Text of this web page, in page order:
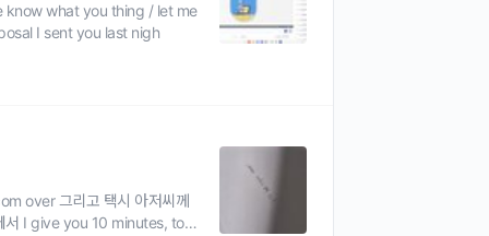
know what you thing / let me
I sent you last nigh
over 그리고 택시 아저씨께
서 I give you 10 minutes, top